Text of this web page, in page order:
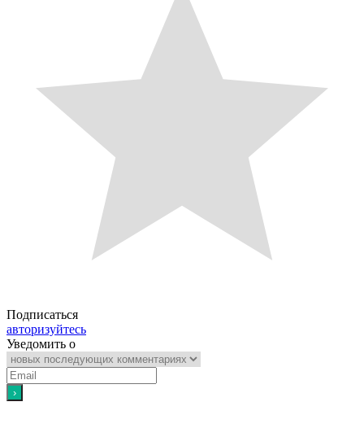
Подписаться
авторизуйтесь
Уведомить о